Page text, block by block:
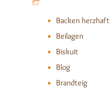
Backen herzhaft
Beilagen
Biskuit
Blog
Brandteig